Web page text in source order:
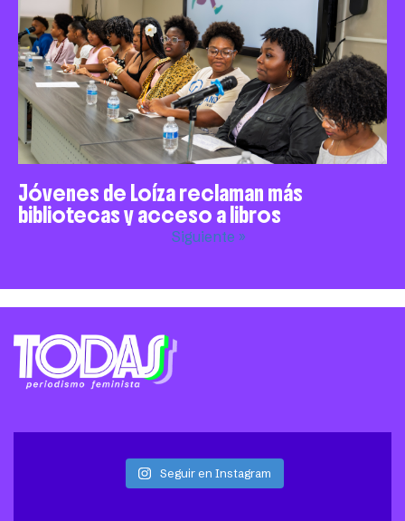
Jóvenes de Loíza reclaman más
bibliotecas y acceso a libros
Siguiente »
Seguir en Instagram